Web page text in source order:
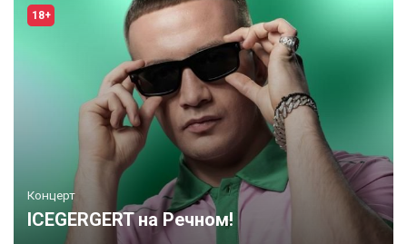
18+
Концерт
ICEGERGERT на Речном!